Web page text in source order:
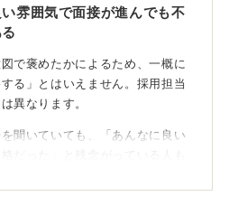
雰囲気で面接が進んでも不
で褒めたかによるため、一概に
る」とはいえません。採用担当
異なります。
聞いていても、「あんなに良い
だった」と残念がっている人も
はないと感じています。